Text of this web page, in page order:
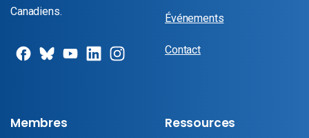
Canadiens.
Événements
Contact
Membres Ressources